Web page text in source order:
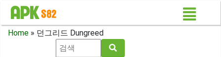
Home » 던그리드 Dungreed